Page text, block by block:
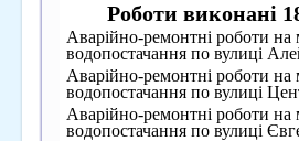
Роботи виконані
Аварійно-ремонтні роботи на
водопостачання по вулиці
Аварійно-ремонтні роботи на
водопостачання по вулиці
Аварійно-ремонтні роботи на
водопостачання по вулиці